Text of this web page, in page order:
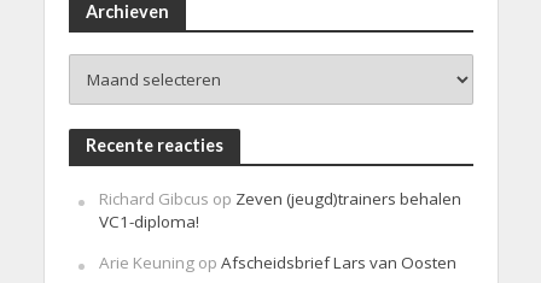
Archieven
Recente reacties
Richard Gibcus op Zeven (jeugd)trainers behalen
VC1-diploma!
Arie Keuningop Afscheidsbrief Lars van Oosten